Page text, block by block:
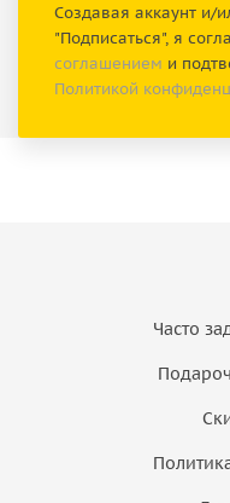
Создавая аккаунт и/
"Подписаться", я
соглашением и
Политикой
Часто